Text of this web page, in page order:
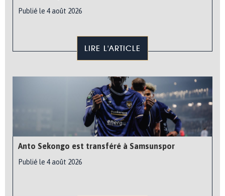
Publié le 4 août 2026
LIRE L'ARTICLE
Anto Sekongo est transféré à Samsunspor
Publié le 4 août 2026